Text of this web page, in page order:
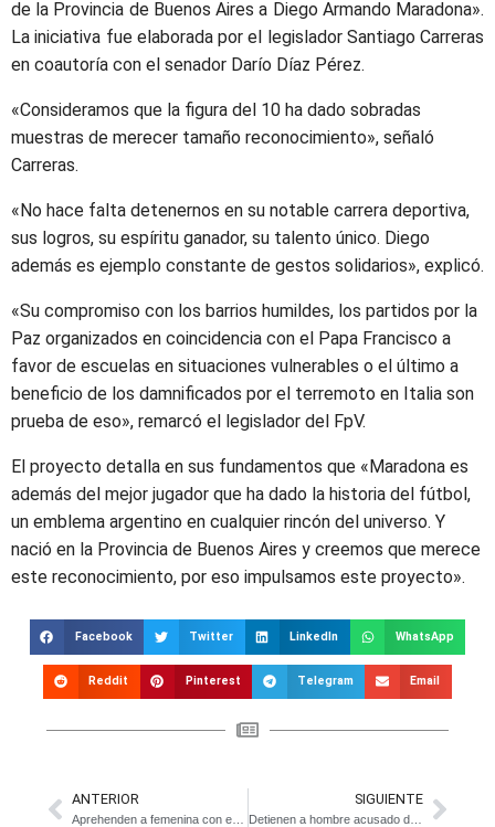
de la Provincia de Buenos Aires a Diego Armando Maradona».
La iniciativa fue elaborada por el legislador Santiago Carreras
en coautoría con el senador Darío Díaz Pérez.
«Consideramos que la figura del 10 ha dado sobradas
muestras de merecer tamaño reconocimiento», señaló
Carreras.
«No hace falta detenernos en su notable carrera deportiva,
sus logros, su espíritu ganador, su talento único. Diego
además es ejemplo constante de gestos solidarios», explicó.
«Su compromiso con los barrios humildes, los partidos por la
Paz organizados en coincidencia con el Papa Francisco a
favor de escuelas en situaciones vulnerables o el último a
beneficio de los damnificados por el terremoto en Italia son
prueba de eso», remarcó el legislador del FpV.
El proyecto detalla en sus fundamentos que «Maradona es
además del mejor jugador que ha dado la historia del fútbol,
un emblema argentino en cualquier rincón del universo. Y
nació en la Provincia de Buenos Aires y creemos que merece
este reconocimiento, por eso impulsamos este proyecto».
Facebook Twitter LinkedIn WhatsApp
Reddit Pinterest Telegram Email
ANTERIOR SIGUIENTE
Detienen a hombre acusado de pedofilia